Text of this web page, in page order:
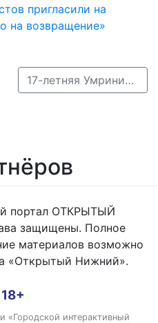
пригласили на
на возвращение»
17-летняя Умринисо Лакаева пропала в Кстовском районе →
портал ОТКРЫТЫЙ
защищены. Полное
материалов возможно
«Открытый Нижний».
18+
«Городской интерактивный